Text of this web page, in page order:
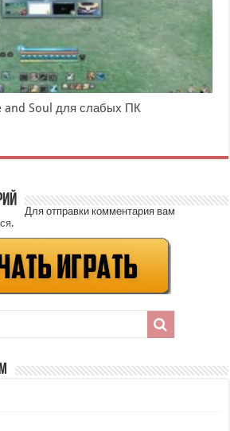
and Soul для слабых ПК
Для отправки комментария вам
.